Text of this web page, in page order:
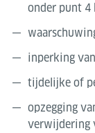
onder punt 4
inperking
tijdelijke of
opzegging
verwijdering